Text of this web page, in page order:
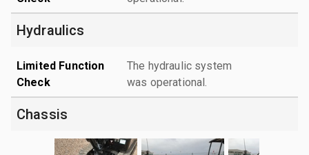
Hydraulics
Limited Function
Check
The hydraulic system
was operational.
Chassis